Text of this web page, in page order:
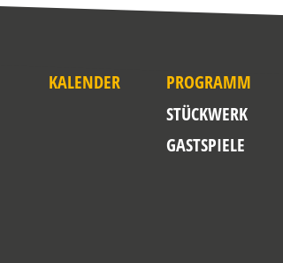
KALENDER
PROGRAMM
STÜCKWERK
GASTSPIELE